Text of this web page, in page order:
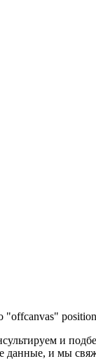
"offcanvas"
и
данные, и мы